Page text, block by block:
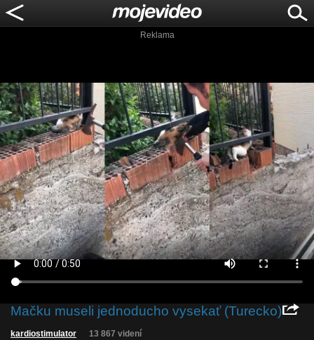
Reklama
Mačku museli jednoducho vysekať (Turecko)
kardiostimulator 13 867 videní